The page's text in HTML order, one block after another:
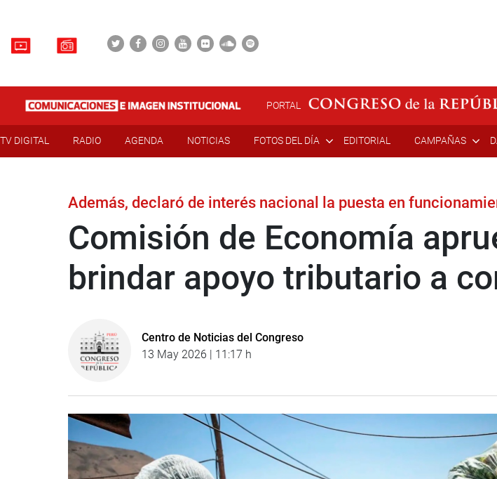
PORTAL
TV DIGITAL RADIO AGENDA NOTICIAS FOTOS DEL DÍA EDITORIAL CAMPAÑAS
Además, declaró de interés nacional la puesta en
Comisión de Economía
brindar apoyo tributario a
Centro de Noticias del Congreso
13 May 2026 | 11:17 h